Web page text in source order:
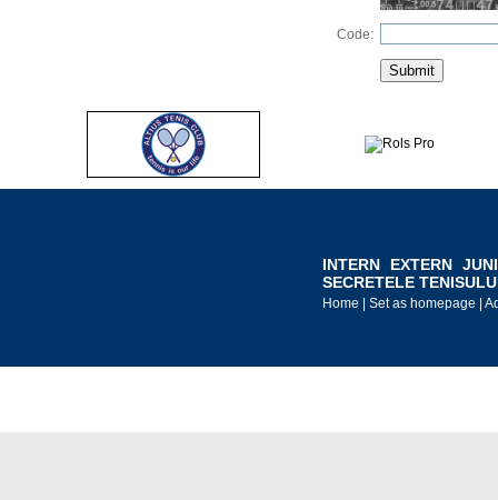
Code:
INTERN EXTERN
SECRETELE
Home Set as homepage